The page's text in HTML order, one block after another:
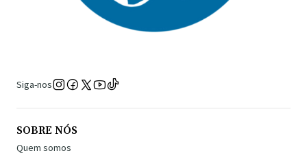
Siga-nos
SOBRE NÓS
Quem somos